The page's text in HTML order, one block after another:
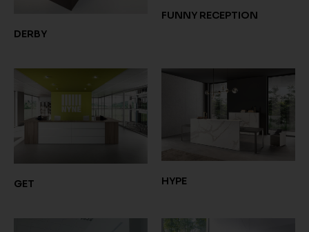
DERBY
FUNNY RECEPTION
GET HYPE